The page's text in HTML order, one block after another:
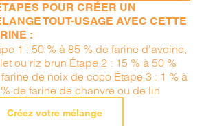
POUR CRÉER UN
TOUT-USAGE AVEC CETTE
:
1 : 50 % à 85 % de farine d'avoine,
ou riz brun Étape 2 : 15 % à 50 %
de noix de coco Étape 3 : 1 % à
de farine de chanvre ou de lin
Créez votre mélange